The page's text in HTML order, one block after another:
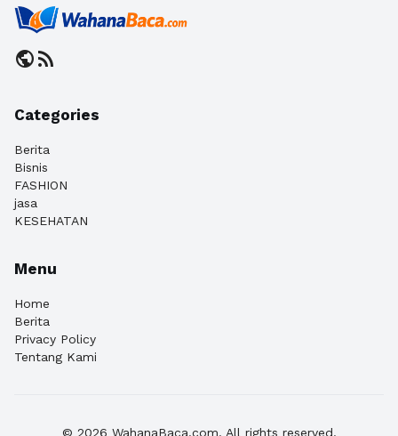
publicrss_feed
Categories
Berita
Bisnis
FASHION
jasa
KESEHATAN
Menu
Home
Berita
Privacy Policy
Tentang Kami
© 2026 WahanaBaca.com. All rights reserved.